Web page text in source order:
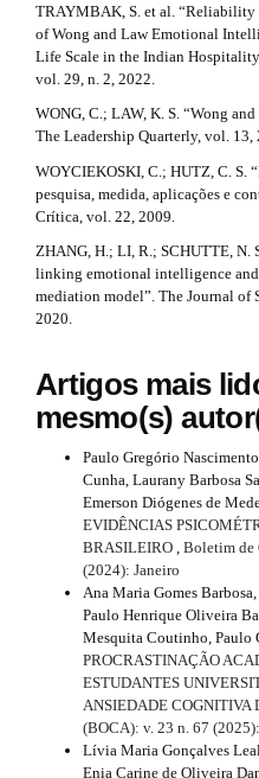
TRAYMBAK, S. et al. “Reliability
of Wong and Law Emotional
Life Scale in the Indian
vol. 29, n. 2, 2022.
WONG, C.; LAW, K. S. “Wong
The Leadership Quarterly, vol. 13,
WOYCIEKOSKI, C.; HUTZ, C. S.
pesquisa, medida, aplicações e
Crítica, vol. 22, 2009.
ZHANG, H.; LI, R.; SCHUTTE, N.
linking emotional intelligence
mediation model”. The Journal of
2020.
Artigos mais
mesmo(s)
Paulo Gregório
Cunha, Laurany Barbosa
Emerson Diógenes de
EVIDÊNCIAS
BRASILEIRO , Boletim de
(2024): Janeiro
Ana Maria Gomes
Paulo Henrique Oliveira
Mesquita Coutinho, Paulo
PROCRASTINAÇÃO
ESTUDANTES
ANSIEDADE COGNITIVA
(BOCA): v. 23 n. 67
Lívia Maria Gonçalves
Enia Carine de Oliveira